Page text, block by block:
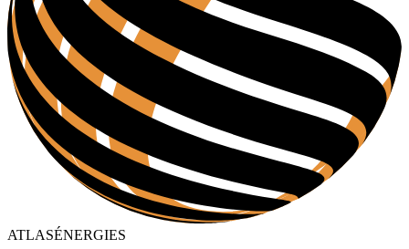
ATLASÉNERGIES